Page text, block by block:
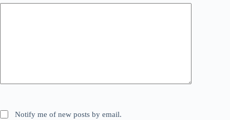
Notify me of new posts by email.